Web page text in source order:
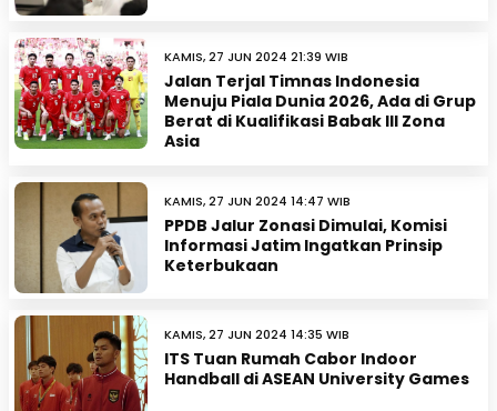
KAMIS, 27 JUN 2024 21:39 WIB
Jalan Terjal Timnas Indonesia
Menuju Piala Dunia 2026, Ada di Grup
Berat di Kualifikasi Babak III Zona
Asia
KAMIS, 27 JUN 2024 14:47 WIB
PPDB Jalur Zonasi Dimulai, Komisi
Informasi Jatim Ingatkan Prinsip
Keterbukaan
KAMIS, 27 JUN 2024 14:35 WIB
ITS Tuan Rumah Cabor Indoor
Handball di ASEAN University Games